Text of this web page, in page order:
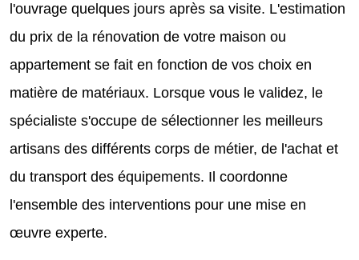
l'ouvrage quelques jours après sa visite. L'estimation
du prix de la rénovation de votre maison ou
appartement se fait en fonction de vos choix en
matière de matériaux. Lorsque vous le validez, le
spécialiste s'occupe de sélectionner les meilleurs
artisans des différents corps de métier, de l'achat et
du transport des équipements. Il coordonne
l'ensemble des interventions pour une mise en
œuvre experte.